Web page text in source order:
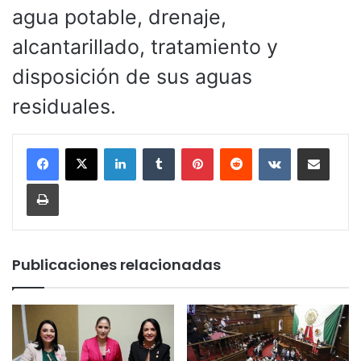
agua potable, drenaje,
alcantarillado, tratamiento y
disposición de sus aguas
residuales.
LinkedInTumblr PinterestReddit VKontakteCompartir por
Imprimir
Publicaciones relacionadas